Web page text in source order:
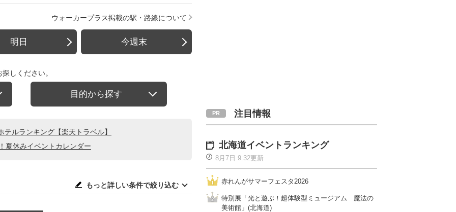
ウォーカープラス掲載の駅・路線について
明日 今週末
しください。
目的から探す
ルランキング【楽天トラベル】
夏休みイベントカレンダー
もっと詳しい条件で絞り込む
注目情報
北海道イベントランキング
8月7日 9:32更新
赤れんがサマーフェスタ2026
特別展「光と遊ぶ！超体験型ミュージアム 魔法の
美術館」(北海道)